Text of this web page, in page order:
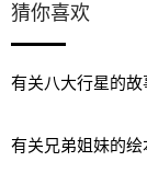
猜你喜欢
有关八大行星的
有关兄弟姐妹的绘